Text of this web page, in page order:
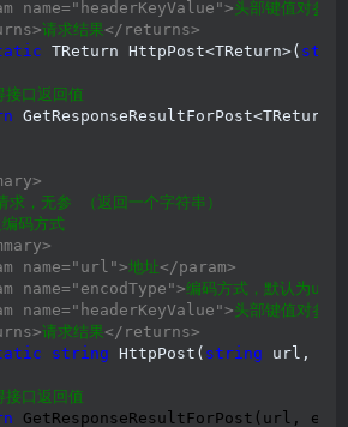
name="headerKeyValue">头部键值对参数
请求结果</returns>
TReturn HttpPost<TReturn>(
接口返回值
GetResponseResultForPost<TReturn>
求，无参 （返回一个字符串）
码方式
name="url">地址</param>
name="encodType">编码方式，默认为
name="headerKeyValue">头部键值对参数
请求结果</returns>
string HttpPost( string url,
接口返回值
GetResponseResultForPost(url,